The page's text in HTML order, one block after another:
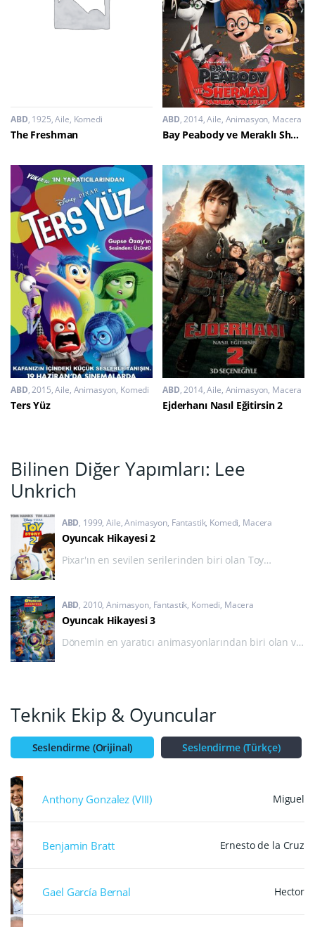
ABD 1925 Aile, Komedi
The Freshman
ABD 2014 Aile, Animasyon, Macera
Bay Peabody ve Meraklı Sherman: Zamanda Yolculuk
ABD 2015 Aile, Animasyon, Komedi
Ters Yüz
ABD 2014 Aile, Animasyon, Macera
Ejderhanı Nasıl Eğitirsin 2
Bilinen Diğer Yapımları: Lee
Unkrich
ABD 1999 Aile,Animasyon, Fantastik, Komedi, Macera
Oyuncak Hikayesi 2
Pixar'ın en sevilen serilerinden biri olan Toy
ABD 2010 Animasyon, Fantastik, Komedi, Macera
Oyuncak Hikayesi 3
Dönemin en yaratıcı animasyonlarından biri olan ve
Teknik Ekip & Oyuncular
Seslendirme (Orijinal) Seslendirme (Türkçe)
Anthony Gonzalez (VIII) Miguel
Benjamin Bratt Ernesto de la Cruz
Gael García Bernal Hector